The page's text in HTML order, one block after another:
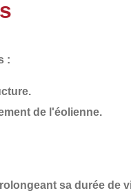
:
de l'éolienne.
sa durée de